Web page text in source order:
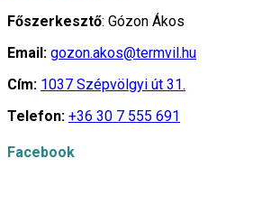
Főszerkesztő: Gózon Ákos
Email: gozon.akos@termvil.hu
Cím: 1037 Szépvölgyi út 31.
Telefon: +36 30 7 555 691
Facebook